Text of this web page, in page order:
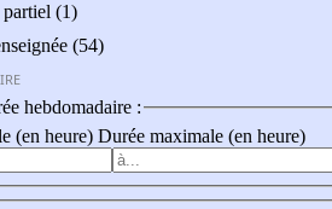
partiel (1)
(54)
hebdomadaire :
(en heure) Durée maximale (en heure)